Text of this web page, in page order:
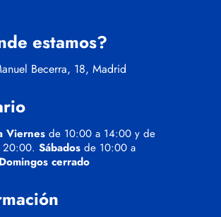
estamos?
Becerra, 18, Madrid
Viernes de 10:00 a 14:00 y de
20:00. Sábados de 10:00 a
Domingos cerrado